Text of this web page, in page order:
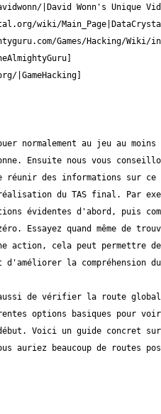
Games/Hacking/Wiki/
normalement au jeu au
Ensuite nous vous
réunir des informations sur
du TAS final. Par
évidentes d'abord, puis
Essayez quand même de
action, cela peut permettre
de vérifier la route
options basiques pour
Voici un guide concret